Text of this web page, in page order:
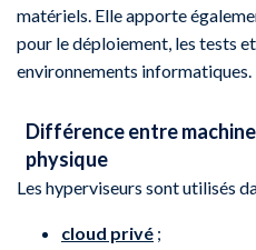
matériels. Elle apporte
pour le déploiement, les tests
environnements informatiques.
Différence entre
physique
Les hyperviseurs sont utilisés
cloud privé ;